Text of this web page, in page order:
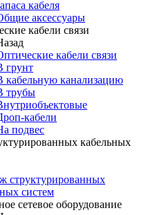
кабеля
аксессуары
кабели связи
кабели связи
грунт
кабельную канализацию
трубы
кабели
подвес
кабельных
структурированных
систем
сетевое оборудование